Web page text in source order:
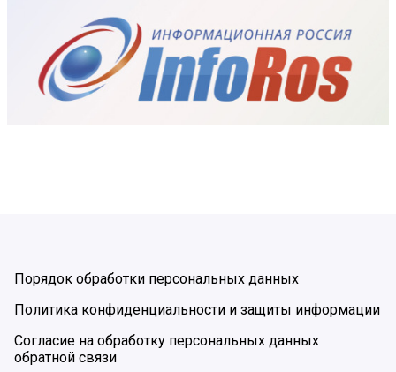
Порядок обработки персональных данных
Политика конфиденциальности и защиты информации
Согласие на обработку персональных данных
обратной связи